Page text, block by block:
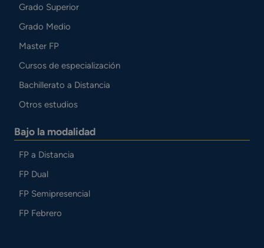
Grado Superior
Grado Medio
Master FP
Cursos de especialización
Bachillerato a Distancia
Otros estudios
Bajo la modalidad
FP a Distancia
FP Dual
FP Semipresencial
FP Febrero